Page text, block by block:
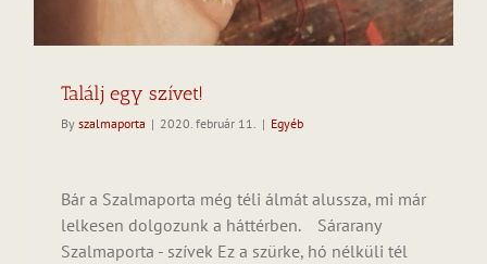
Találj egy szívet!
By szalmaporta | 2020. február 11. | Egyéb
Bár a Szalmaporta még téli álmát alussza, mi már
lelkesen dolgozunk a háttérben. Sárarany
Szalmaporta - szívek Ez a szürke, hó nélküli tél